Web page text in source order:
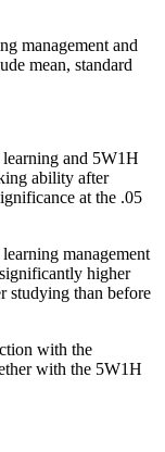
management and
mean, standard
learning and 5W1H
ability after
at the .05
management
higher
studying than before
with the
with the 5W1H